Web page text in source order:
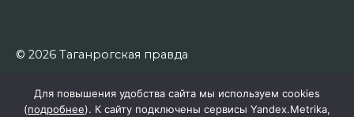
© 2026 Таганрогская правда
Для повышения удобства сайта мы используем cookies
(подробнее). К сайту подключены сервисы Yandex.Metrika,